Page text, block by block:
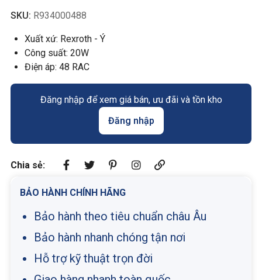
SKU: R934000488
Xuất xứ: Rexroth - Ý
Công suất: 20W
Điện áp: 48 RAC
Đăng nhập để xem giá bán, ưu đãi và tồn kho
Đăng nhập
Chia sẻ:
BẢO HÀNH CHÍNH HÃNG
Bảo hành theo tiêu chuẩn châu Âu
Bảo hành nhanh chóng tận nơi
Hỗ trợ kỹ thuật trọn đời